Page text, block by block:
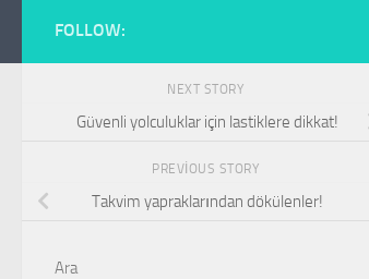
FOLLOW:
NEXT STORY
Güvenli yolculuklar için lastiklere dikkat!
PREVIOUS STORY
Takvim yapraklarından dökülenler!
Ara